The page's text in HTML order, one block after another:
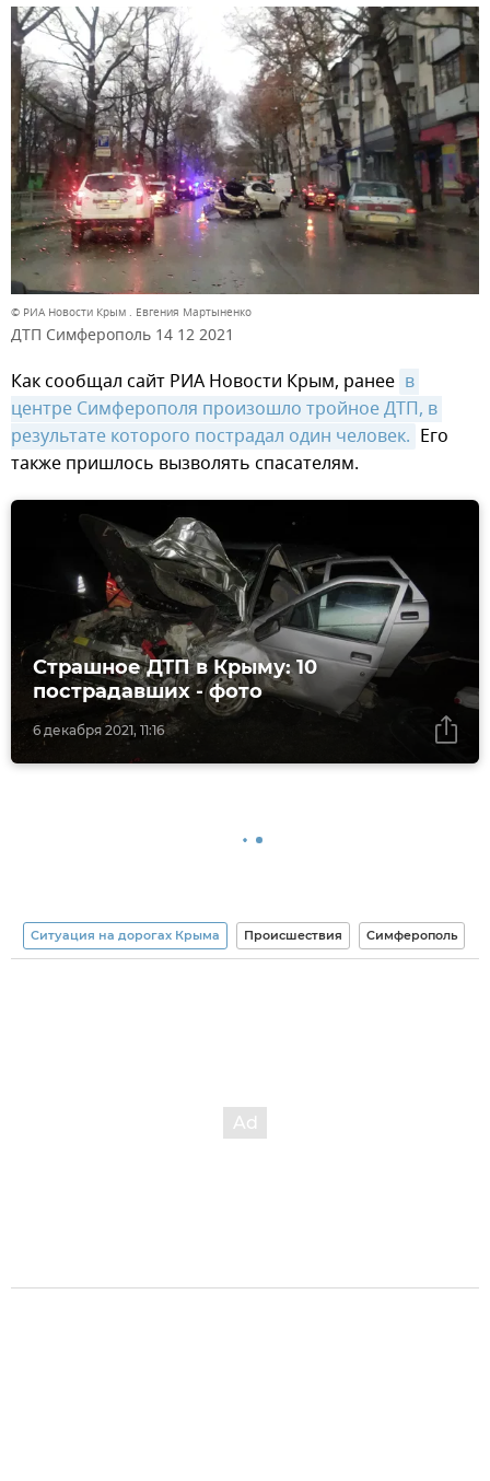
© РИА Новости Крым . Евгения Мартыненко
ДТП Симферополь 14 12 2021
Как сообщал сайт РИА Новости Крым, ранее в
центре Симферополя произошло тройное ДТП, в
результате которого пострадал один человек. Его
также пришлось вызволять спасателям.
6 декабря 2021, 11:16
Страшное ДТП в Крыму: 10
пострадавших - фото
Ситуация на дорогах Крыма Происшествия Симферополь